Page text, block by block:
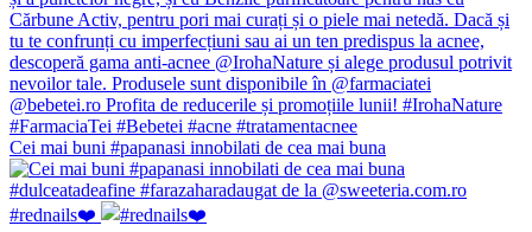
Cei mai buni #papanasi innobilati de cea mai buna
#rednails❤️